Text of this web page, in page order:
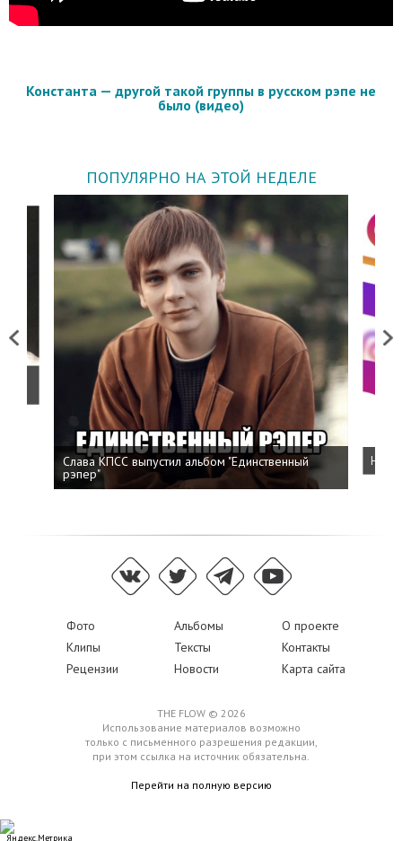
Константа — другой такой группы в русском рэпе не
было (видео)
ПОПУЛЯРНО НА ЭТОЙ НЕДЕЛЕ
Previous
Слава КПСС выпустил альбом "Единственный
рэпер"
Next
Фото Альбомы
О проекте
Клипы
Тексты
Контакты
Рецензии
Новости Карта сайта
THE FLOW © 2026
Использование материалов возможно
только с письменного разрешения редакции,
при этом ссылка на источник обязательна.
Перейти на полную версию